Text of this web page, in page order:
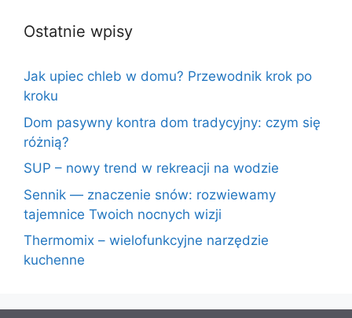
Ostatnie wpisy
Jak upiec chleb w domu? Przewodnik krok po
kroku
Dom pasywny kontra dom tradycyjny: czym się
różnią?
SUP – nowy trend w rekreacji na wodzie
Sennik — znaczenie snów: rozwiewamy
tajemnice Twoich nocnych wizji
Thermomix – wielofunkcyjne narzędzie
kuchenne